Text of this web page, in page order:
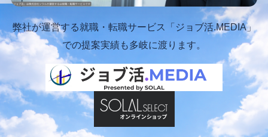
弊社が運営する就職・転職サービス「ジョブ活.MEDIA」
での提案実績も多岐に渡ります。